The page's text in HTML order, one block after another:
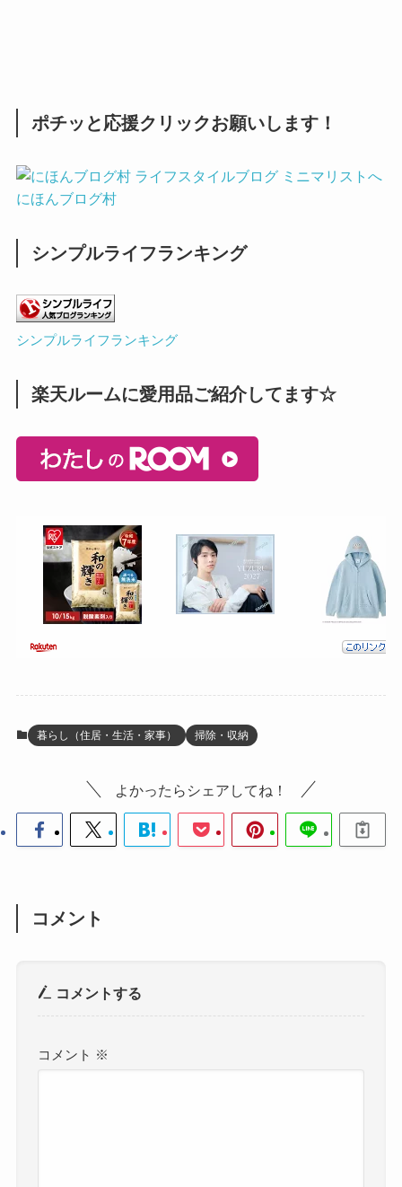
ポチッと応援クリックお願いします！
にほんブログ村
シンプルライフランキング
シンプルライフランキング
楽天ルームに愛用品ご紹介してます☆
暮らし（住居・生活・家事） 掃除・収納
よかったらシェアしてね！
コメント
コメントする
コメント ※